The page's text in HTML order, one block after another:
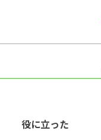
役に立った